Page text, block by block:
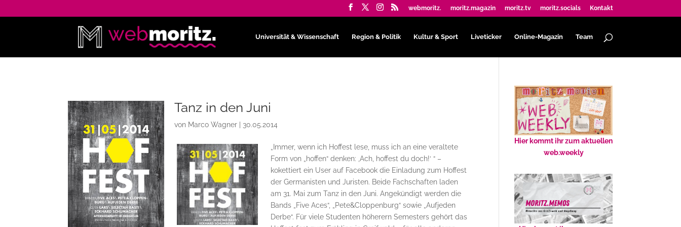
webmoritz. moritz.magazin moritz.tv moritz.socials Kontakt
Universität & Wissenschaft Region & Politik Kultur & Sport Liveticker Online-Magazin Team
Tanz in den Juni
von Marco Wagner 30.05.2014
„Immer, wenn ich Hoffest lese, muss ich an eine veraltete
Form von „hoffen“ denken: ‚Ach, hoffest du doch!‘ “ –
kokettiert ein User auf Facebook die Einladung zum Hoffest
der Germanisten und Juristen. Beide Fachschaften laden
am 31. Mai zum Tanz in den Juni. Angekündigt werden die
Bands „Five Aces“, „Pete&Cloppenburg“ sowie „Aufjeden
Derbe“. Für viele Studenten höherern Semesters gehört das
Hier kommt ihr zum aktuellen
web.weekly